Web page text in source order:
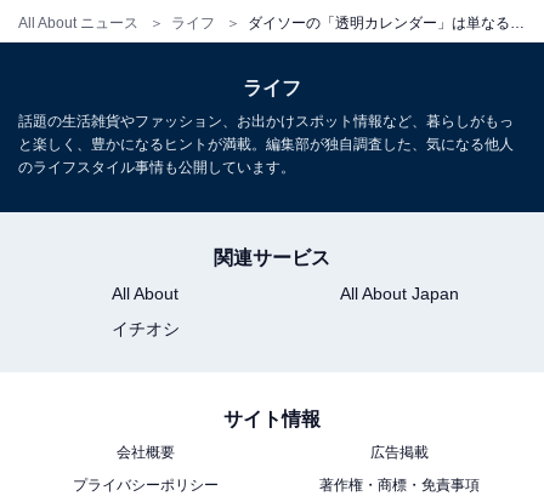
All About ニュース ライフ
ライフ
話題の生活雑貨やファッション、お出かけスポット情報など、暮らしがもっ
と楽しく、豊かになるヒントが満載。編集部が独自調査した、気になる他人
のライフスタイル事情も公開しています。
関連サービス
All About
All About Japan
イチオシ
サイト情報
会社概要
広告掲載
プライバシーポリシー
著作権・商標・免責事項